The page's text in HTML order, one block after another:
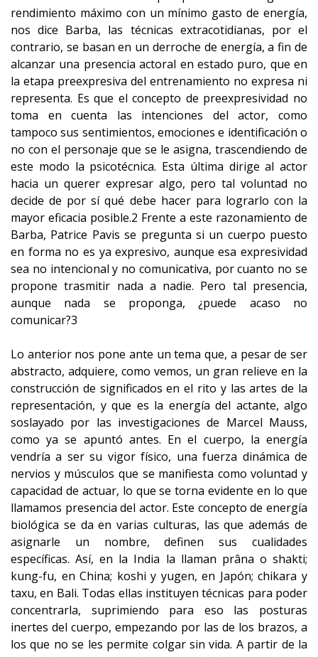
rendimiento máximo con un mínimo gasto de energía,
nos dice Barba, las técnicas extracotidianas, por el
contrario, se basan en un derroche de energía, a fin de
alcanzar una presencia actoral en estado puro, que en
la etapa preexpresiva del entrenamiento no expresa ni
representa. Es que el concepto de preexpresividad no
toma en cuenta las intenciones del actor, como
tampoco sus sentimientos, emociones e identificación o
no con el personaje que se le asigna, trascendiendo de
este modo la psicotécnica. Esta última dirige al actor
hacia un querer expresar algo, pero tal voluntad no
decide de por sí qué debe hacer para lograrlo con la
mayor eficacia posible.2 Frente a este razonamiento de
Barba, Patrice Pavis se pregunta si un cuerpo puesto
en forma no es ya expresivo, aunque esa expresividad
sea no intencional y no comunicativa, por cuanto no se
propone trasmitir nada a nadie. Pero tal presencia,
aunque nada se proponga, ¿puede acaso no
comunicar?3
Lo anterior nos pone ante un tema que, a pesar de ser
abstracto, adquiere, como vemos, un gran relieve en la
construcción de significados en el rito y las artes de la
representación, y que es la energía del actante, algo
soslayado por las investigaciones de Marcel Mauss,
como ya se apuntó antes. En el cuerpo, la energía
vendría a ser su vigor físico, una fuerza dinámica de
nervios y músculos que se manifiesta como voluntad y
capacidad de actuar, lo que se torna evidente en lo que
llamamos presencia del actor. Este concepto de energía
biológica se da en varias culturas, las que además de
asignarle un nombre, definen sus cualidades
específicas. Así, en la India la llaman prâna o shakti;
kung-fu, en China; koshi y yugen, en Japón; chikara y
taxu, en Bali. Todas ellas instituyen técnicas para poder
concentrarla, suprimiendo para eso las posturas
inertes del cuerpo, empezando por las de los brazos, a
los que no se les permite colgar sin vida. A partir de la